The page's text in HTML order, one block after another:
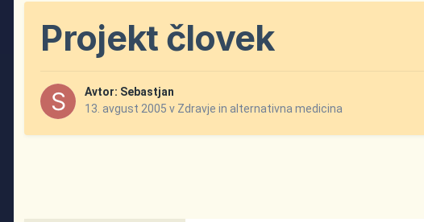
Projekt človek
Avtor: Sebastjan
13. avgust 2005 v Zdravje in alternativna medicina